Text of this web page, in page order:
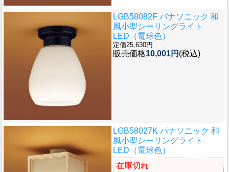
LGB58082F パナソニック 和
風小型シーリングライト
LED（電球色）
定価25,630円
販売価格10,001円 (税込)
LGB58027K パナソニック 和
風小型シーリングライト
LED（電球色）
在庫切れ